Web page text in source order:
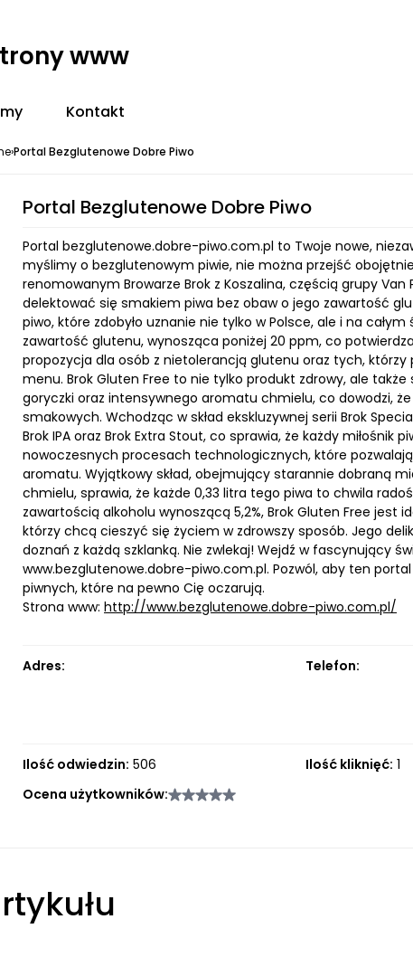
www
Kontakt
›Portal Bezglutenowe Dobre Piwo
Portal Bezglutenowe Dobre Piwo
Portal bezglutenowe.dobre-piwo.com.pl to Twoje nowe,
myślimy o bezglutenowym piwie, nie można przejść
renomowanym Browarze Brok z Koszalina, częścią grupy
delektować się smakiem piwa bez obaw o jego zawartość
piwo, które zdobyło uznanie nie tylko w Polsce, ale i na
zawartość glutenu, wynosząca poniżej 20 ppm, co
propozycja dla osób z nietolerancją glutenu oraz tych,
menu. Brok Gluten Free to nie tylko produkt zdrowy, ale
goryczki oraz intensywnego aromatu chmielu, co dowodzi,
smakowych. Wchodząc w skład ekskluzywnej serii Brok
Brok IPA oraz Brok Extra Stout, co sprawia, że każdy
nowoczesnych procesach technologicznych, które
aromatu. Wyjątkowy skład, obejmujący starannie dobraną
chmielu, sprawia, że każde 0,33 litra tego piwa to chwila
zawartością alkoholu wynoszącą 5,2%, Brok Gluten Free
którzy chcą cieszyć się życiem w zdrowszy sposób. Jego
doznań z każdą szklanką. Nie zwlekaj! Wejdź w fascynujący
www.bezglutenowe.dobre-piwo.com.pl. Pozwól, aby ten
piwnych, które na pewno Cię oczarują.
Strona www: http://www.bezglutenowe.dobre-piwo.com.pl/
Adres: Telefon:
Ilość odwiedzin: 506 Ilość kliknięć: 1
Ocena użytkowników: